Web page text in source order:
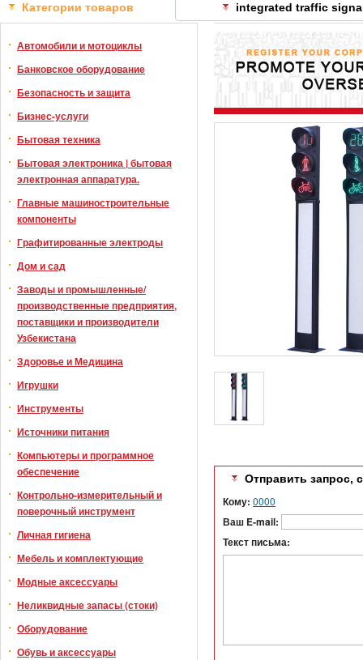
Категории товаров
Автомобили и мотоциклы
Банковское оборудование
Безопасность и защита
Бизнес-услуги
Бытовая техника
Бытовая электроника | бытовая
электронная аппаратура.
Главные машиностроительные
компоненты
Графитированные электроды
Дом и сад
Заводы и промышленные/
производственные предприятия,
поставщики и производители
Узбекистана
Здоровье и Медицина
Игрушки
Инструменты
Источники питания
Компьютеры и программное
обеспечение
Контрольно-измерительный и
поверочный инструмент
Личная гигиена
Мебель и комплектующие
Модные аксессуары
Неликвидные запасы (стоки)
Оборудование
Обувь и аксессуары
integrated traffic
Отправить запрос,
Кому: 0000
Ваш E-mail:
Текст письма: